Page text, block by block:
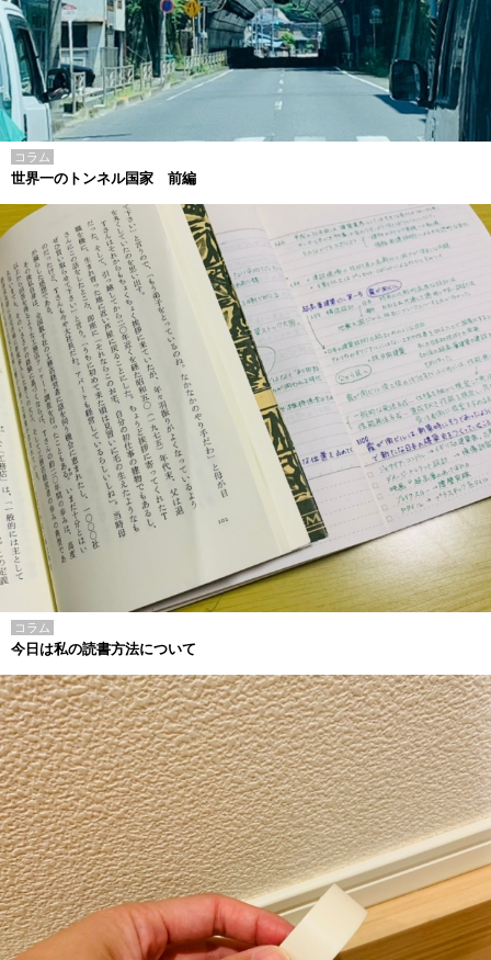
コラム
世界一のトンネル国家 前編
コラム
今日は私の読書方法について